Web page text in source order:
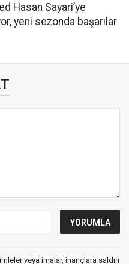
Hasan Sayari’ye
yeni sezonda başarılar
veya imalar, inançlara saldırı